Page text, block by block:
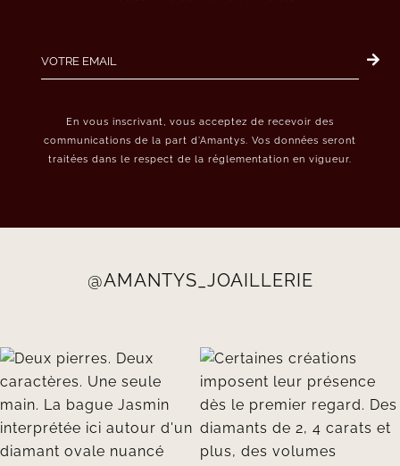
En vous inscrivant, vous acceptez de recevoir des
communications de la part d’Amantys. Vos données seront
traitées dans le respect de la réglementation en vigueur.
@AMANTYS_JOAILLERIE